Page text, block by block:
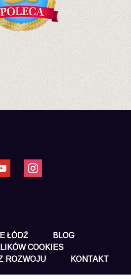
instagram
ŁÓDŹ
BLOG
COOKIES
ROZWOJU
KONTAKT